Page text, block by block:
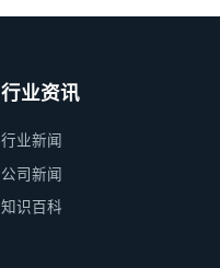
行业资讯
行业新闻
公司新闻
知识百科